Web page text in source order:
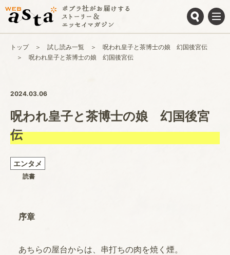
トップ 試し読み一覧
呪われ皇子と茶博士の娘 幻国後宮伝
呪われ皇子と茶博士の娘 幻国後宮伝
2024.03.06
呪われ皇子と茶博士の娘 幻国後宮
伝
エンタメ
読書
序章
あちらの屋台からは、串打ちの肉を焼く煙。